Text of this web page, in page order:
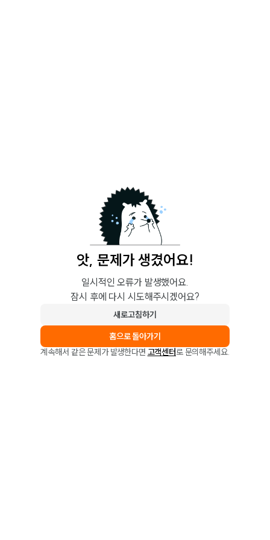
앗, 문제가 생겼어요!
일시적인 오류가 발생했어요.
잠시 후에 다시 시도해주시겠어요?
새로고침하기
홈으로 돌아가기
계속해서 같은 문제가 발생한다면 고객센터로 문의해주세요.